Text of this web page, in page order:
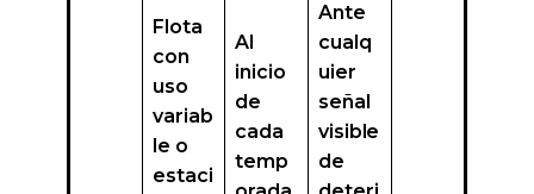
Flota
con
uso
variab
le o
estaci
Al
inicio
de
cada
temp
Ante
cualq
uier
señal
visible
de